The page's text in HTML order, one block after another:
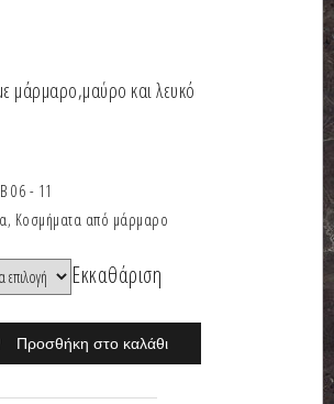
μάρμαρο,μαύρο και λευκό
06 - 11
, Κοσμήματα από μάρμαρο
Εκκαθάριση
Προσθήκη στο καλάθι